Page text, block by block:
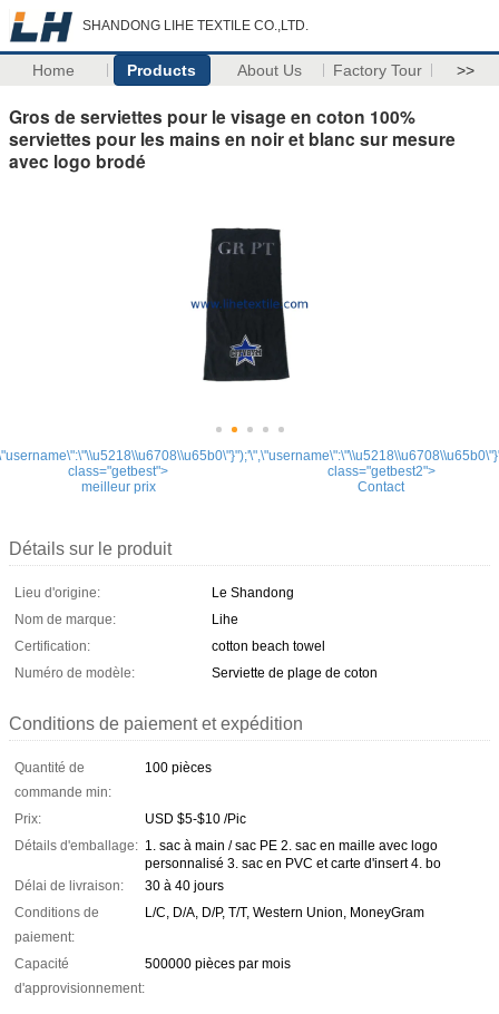
SHANDONG LIHE TEXTILE CO.,LTD.
Home Products About Us Factory Tour >>
Gros de serviettes pour le visage en coton 100%
serviettes pour les mains en noir et blanc sur mesure
avec logo brodé
class="getbest">
meilleur prix
class="getbest2">
Contact
Détails sur le produit
Lieu d'origine:
Le Shandong
Nom de marque:
Lihe
Certification:
cotton beach towel
Numéro de modèle:
Serviette de plage de coton
Conditions de paiement et expédition
Quantité de
commande min:
100 pièces
Prix:
USD $5-$10 /Pic
Détails d'emballage: 1. sac à main / sac PE 2. sac en maille avec logo
personnalisé 3. sac en PVC et carte d'insert 4. bo
Délai de livraison:
30 à 40 jours
Conditions de
paiement:
L/C, D/A, D/P, T/T, Western Union, MoneyGram
Capacité
d'approvisionnement:
500000 pièces par mois